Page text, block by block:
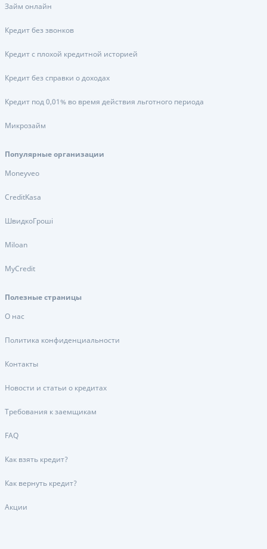
Займ онлайн
Кредит без звонков
Кредит с плохой кредитной историей
Кредит без справки о доходах
Кредит под 0,01% во время действия льготного периода
Микрозайм
Популярные организации
Moneyveo
CreditKasa
ШвидкоГроші
Miloan
MyCredit
Полезные страницы
О нас
Политика конфиденциальности
Контакты
Новости и статьи о кредитах
Требования к заемщикам
FAQ
Как взять кредит?
Как вернуть кредит?
Акции